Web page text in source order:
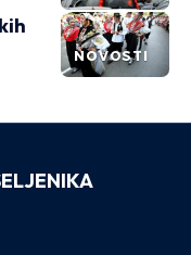
NOVOSTI